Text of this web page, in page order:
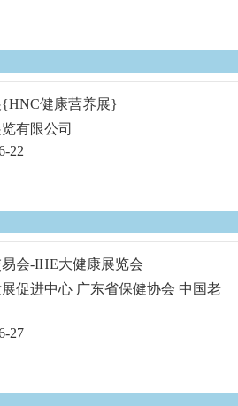
{HNC健康营养展}
有限公司
22
会-IHE大健康展览会
促进中心 广东省保健协会 中国老
27